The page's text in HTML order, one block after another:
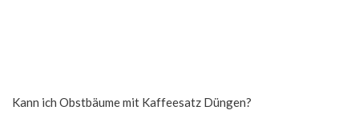
Kann ich Obstbäume mit Kaffeesatz Düngen?